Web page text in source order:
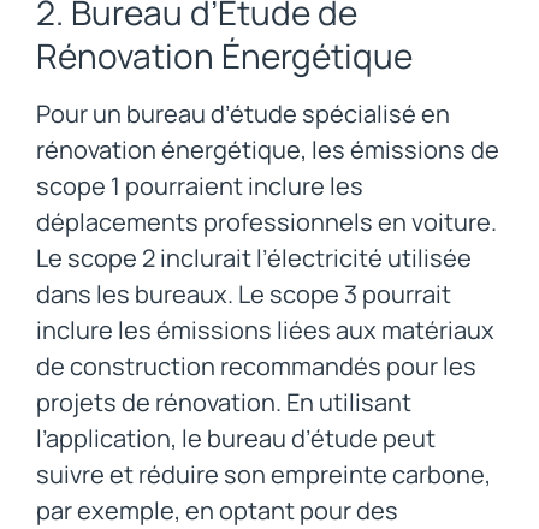
2. Bureau d’Étude de
Rénovation Énergétique
Pour un bureau d’étude spécialisé en
rénovation énergétique, les émissions de
scope 1 pourraient inclure les
déplacements professionnels en voiture.
Le scope 2 inclurait l’électricité utilisée
dans les bureaux. Le scope 3 pourrait
inclure les émissions liées aux matériaux
de construction recommandés pour les
projets de rénovation. En utilisant
l’application, le bureau d’étude peut
suivre et réduire son empreinte carbone,
par exemple, en optant pour des